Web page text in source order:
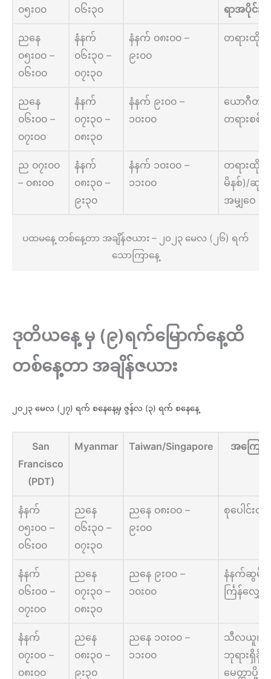
၀၅း၀၀ ၀၆း၃၀ ရာအပိုင်း)
ညနေ
၀၅း၀၀ –
၀၆း၀၀
နံနက်
၀၆း၃၀ –
၀၇း၃၀
နံနက် ၀၈း၀၀ –
၉း၀၀
တရားထိုင်
ညနေ
၀၆း၀၀ –
၀၇း၀၀
နံနက်
၀၇း၃၀ –
၀၈း၃၀
နံနက် ၉း၀၀ –
၁၀း၀၀
ယောဂီတစ်ဦ
တရားစစ်
ည ၀၇း၀၀
– ၀၈း၀၀
နံနက်
၀၈း၃၀ –
၉း၃၀
နံနက် ၁၀း၀၀ –
၁၁း၀၀
တရားထိုင်
မိနစ်)/ဆုတ
အမျှဝေ
ပထမနေ့ တစ်နေ့တာ အချိန်ဇယား – ၂၀၂၃ မေလ (၂၆) ရက်
သောကြာနေ့
ဒုတိယနေ့ မှ (၉)ရက်မြောက်နေ့ထိ
တစ်နေ့တာ အချိန်ဇယား
၂၀၂၃ မေလ (၂၇) ရက် စနေနေ့မှ ဇွန်လ (၃) ရက် စနေနေ့
San
Francisco
(PDT)
Myanmar Taiwan/Singapore အကြော
နံနက်
၀၅း၀၀ –
၀၆း၀၀
ညနေ
၀၆း၃၀ –
၀၇း၃၀
ညနေ ၀၈း၀၀ –
၉း၀၀
စုပေါင်းတ
နံနက်
၀၆း၀၀ –
၀၇း၀၀
ညနေ
၀၇း၃၀ –
၀၈း၃၀
ညနေ ၉း၀၀ –
၁၀း၀၀
နံနက်ဆွမ်း
င်္ကြန်လျှေ
နံနက်
၀၇း၀၀ –
၀၈း၀၀
ညနေ
၀၈း၃၀ –
၉း၃၀
ညနေ ၁၀း၀၀ –
၁၁း၀၀
သီလယူ၊
ဘုရားရှိခိုး
မေတ္တာပို့၊